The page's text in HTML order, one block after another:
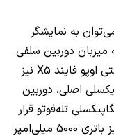
به نمایشگر
کرد که میزبان دوربین سلفی
X5 نیز
متشکل از دوربین 50 مگاپیکسلی اصلی، دوربین
فوق عریض و دوربین 13 مگاپیکسلی تله‌فوتو قرار
خواهد داشت. منبع تغذیه پرچمدار اوپو نیز باتری 5000 میلی‌امپر